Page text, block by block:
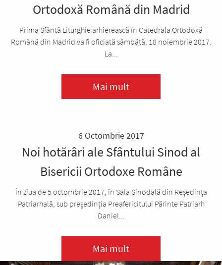
Ortodoxă Română din Madrid
Prima Sfântă Liturghie arhierească în Catedrala Ortodoxă
Română din Madrid va fi oficiată sâmbătă, 18 noiembrie 2017.
La...
Mai mult
6 Octombrie 2017
Noi hotărâri ale Sfântului Sinod al
Bisericii Ortodoxe Române
În ziua de 5 octombrie 2017, în Sala Sinodală din Reședința
Patriarhală, sub președinția Preafericitului Părinte Patriarh
Daniel...
Mai mult